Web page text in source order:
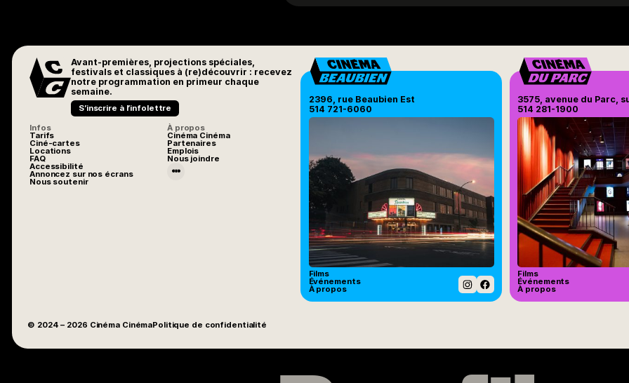
Avant-premières, projections spéciales,
festivals et classiques à (re)découvrir : recevez
notre programmation en primeur chaque
semaine.
S’inscrire à l’infolettre
Infos
Tarifs
Ciné-cartes
Locations
FAQ
Accessibilité
Annoncez sur nos écrans
Nous soutenir
À propos
Cinéma Cinéma
Partenaires
Emplois
Nous joindre
2396, rue Beaubien Est
514 721-6060
Films
Événements
À propos
Instagram
Facebook
3575, avenue du Parc,
514 281-1900
Films
Événements
À propos
© 2024 – 2026 Cinéma CinémaPolitique de confidentialité